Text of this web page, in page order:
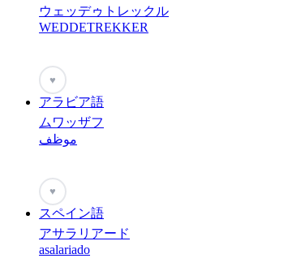
ウェッデゥトレックル
WEDDETREKKER
♥
アラビア語
ムワッザフ
موظف
♥
スペイン語
アサラリアード
asalariado